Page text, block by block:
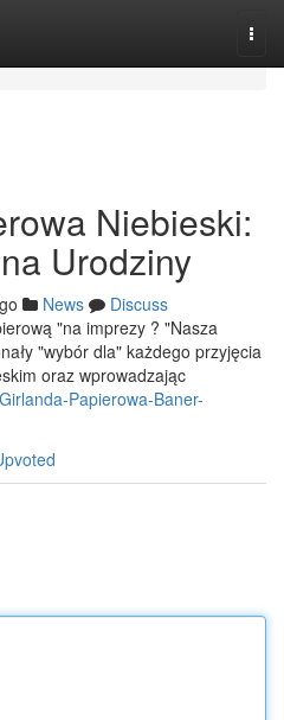
Niebieski:
Urodziny
News
Discuss
"na imprezy ? "Nasza
"wybór dla" każdego przyjęcia
oraz wprowadzając
Papierowa-Baner-